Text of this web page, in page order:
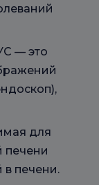
— это
для
печени
в печени.